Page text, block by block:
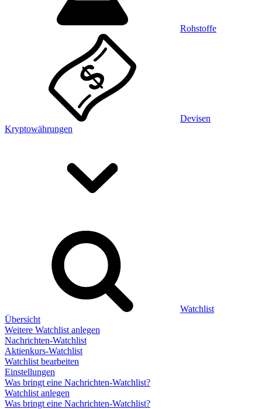
Rohstoffe
Devisen
Kryptowährungen
Watchlist
Übersicht
Weitere Watchlist anlegen
Nachrichten-Watchlist
Aktienkurs-Watchlist
Watchlist bearbeiten
Einstellungen
Was bringt eine Nachrichten-Watchlist?
Watchlist anlegen
Was bringt eine Nachrichten-Watchlist?